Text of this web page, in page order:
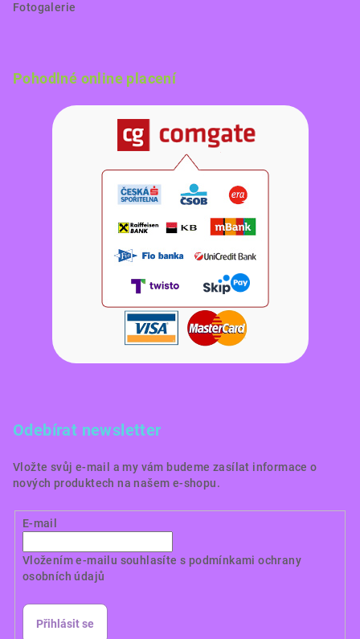
Fotogalerie
Pohodlné online placení
Odebírat newsletter
Vložte svůj e-mail a my vám budeme zasílat informace o
nových produktech na našem e-shopu.
E-mail
Vložením e-mailu souhlasíte s podmínkami ochrany
osobních údajů
Přihlásit se